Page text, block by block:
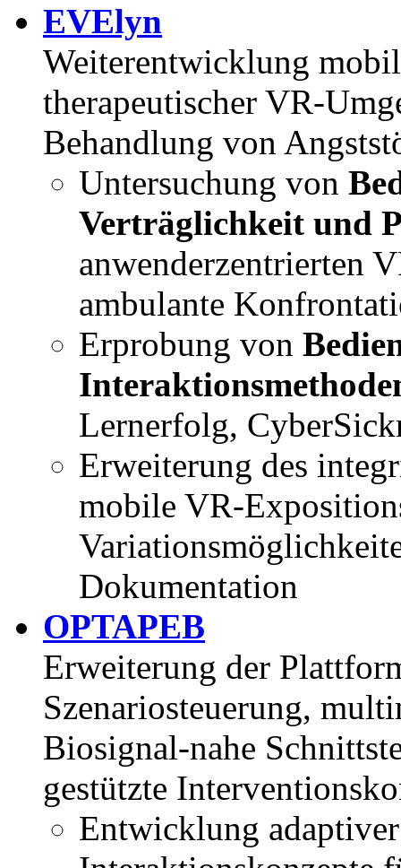
EVElyn
Weiterentwicklung
therapeutischer VR-
Behandlung von
Untersuchung von
Verträglichkeit und
anwenderzentrierten
ambulante
Erprobung von
Lernerfolg,
Erweiterung des
mobile VR-
Dokumentation
OPTAPEB
Erweiterung der
Szenariosteuerung,
Biosignal-nahe
gestützte
Entwicklung